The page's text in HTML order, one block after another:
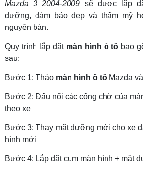
Mazda 3 2004-2009 sẽ được lắp
dưỡng, đảm bảo đẹp và thẩm mỹ
nguyên bản.
Quy trình lắp đặt màn hình ô tô bao
sau:
Bước 1: Tháo màn hình ô tô Mazda
Bước 2: Đấu nối các cổng chờ của
theo xe
Bước 3: Thay mặt dưỡng mới cho xe
hình mới
Bước 4: Lắp đặt cụm màn hình + mặt